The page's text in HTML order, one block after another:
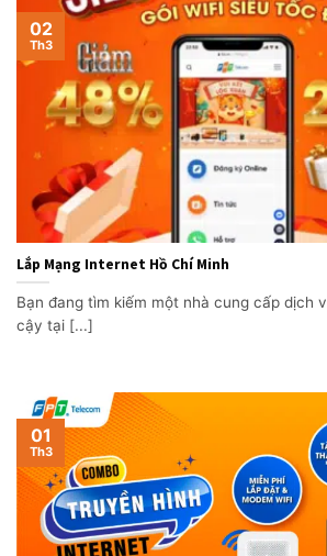
Lắp Mạng Internet Hồ Chí Minh
Bạn đang tìm kiếm một nhà cung cấp dịch
cậy tại [...]
02
Th3
01
Th3